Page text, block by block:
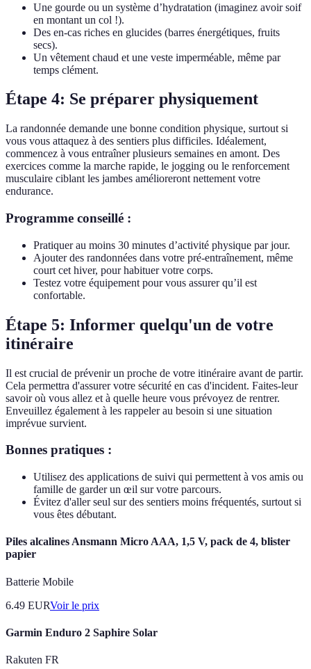
Une gourde ou un système d’hydratation (imaginez avoir soif
en montant un col !).
Des en-cas riches en glucides (barres énergétiques, fruits
secs).
Un vêtement chaud et une veste imperméable, même par
temps clément.
Étape 4: Se préparer physiquement
La randonnée demande une bonne condition physique, surtout si
vous vous attaquez à des sentiers plus difficiles. Idéalement,
commencez à vous entraîner plusieurs semaines en amont. Des
exercices comme la marche rapide, le jogging ou le renforcement
musculaire ciblant les jambes amélioreront nettement votre
endurance.
Programme conseillé :
Pratiquer au moins 30 minutes d’activité physique par jour.
Ajouter des randonnées dans votre pré-entraînement, même
court cet hiver, pour habituer votre corps.
Testez votre équipement pour vous assurer qu’il est
confortable.
Étape 5: Informer quelqu'un de votre
itinéraire
Il est crucial de prévenir un proche de votre itinéraire avant de partir.
Cela permettra d'assurer votre sécurité en cas d'incident. Faites-leur
savoir où vous allez et à quelle heure vous prévoyez de rentrer.
Enveuillez également à les rappeler au besoin si une situation
imprévue survient.
Bonnes pratiques :
Utilisez des applications de suivi qui permettent à vos amis ou
famille de garder un œil sur votre parcours.
Évitez d'aller seul sur des sentiers moins fréquentés, surtout si
vous êtes débutant.
Piles alcalines Ansmann Micro AAA, 1,5 V, pack de 4, blister
papier
Batterie Mobile
6.49 EURVoir le prix
Garmin Enduro 2 Saphire Solar
Rakuten FR